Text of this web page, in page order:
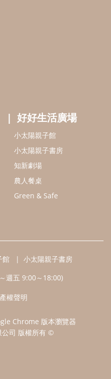
好好生活廣場
小太陽親子館
小太陽親子書房
知新劇場
農人餐桌
Green & Safe
館
小太陽親子書房
週五 9:00～18:00)
權聲明
Chrome 版本瀏覽器
公司 版權所有 ©